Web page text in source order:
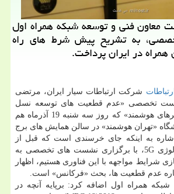
معاون فنی و توسعه شبكه همراه اول
به تشریح پیش شرط های راه
ارتباطات شركت ارتباطات سیار ایران، مرتضی
تخصصی «عدم قطعیت های توسعه نسل
پنجم ارتباطات در شهرهای هوشمند» كه روز سه شنبه 19 آذرماه هم
«تهران هوشمند» در سالن همایش های برج
اشاره به اینكه جای خرسندی است كه قبل از
ورود و فراگیری تكنولوژی 5G، با برگزاری نشست های تخصصی به
شرایط مواجهه با این فناوری هستیم، اظهار
عدم قطعیت ها، بحث «فركانس» است.
همراه اول اضافه كرد: برپایه آنچه در